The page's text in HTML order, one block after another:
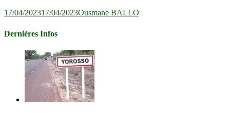
17/04/202317/04/2023Ousmane BALLO
Dernières Infos